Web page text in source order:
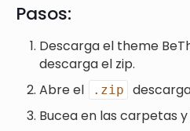
Pasos:
Descarga el theme
descarga el zip.
Abre el
.zip
Bucea en las carpetas